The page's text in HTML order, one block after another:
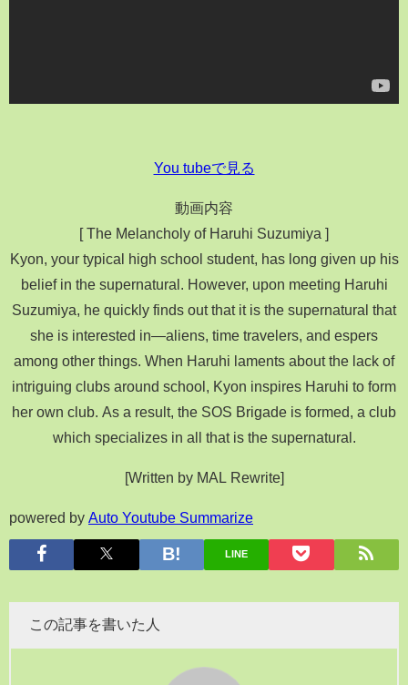
You tubeで見る
動画内容
[ The Melancholy of Haruhi Suzumiya ]
Kyon, your typical high school student, has long given up his
belief in the supernatural. However, upon meeting Haruhi
Suzumiya, he quickly finds out that it is the supernatural that
she is interested in—aliens, time travelers, and espers
among other things. When Haruhi laments about the lack of
intriguing clubs around school, Kyon inspires Haruhi to form
her own club. As a result, the SOS Brigade is formed, a club
which specializes in all that is the supernatural.
[Written by MAL Rewrite]
powered by Auto Youtube Summarize
LINE
この記事を書いた人